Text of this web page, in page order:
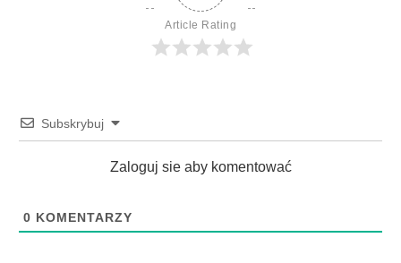
Article Rating
Subskrybuj
Zaloguj sie aby komentować
0 KOMENTARZY